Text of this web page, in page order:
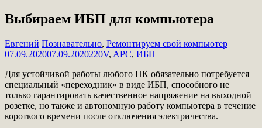
Выбираем ИБП для компьютера
Евгений Познавательно, Ремонтируем свой компьютер
07.09.202007.09.2020220V, APC, ИБП
Для устойчивой работы любого ПК обязательно потребуется
специальный «переходник» в виде ИБП, способного не
только гарантировать качественное напряжение на выходной
розетке, но также и автономную работу компьютера в течение
короткого времени после отключения электричества.